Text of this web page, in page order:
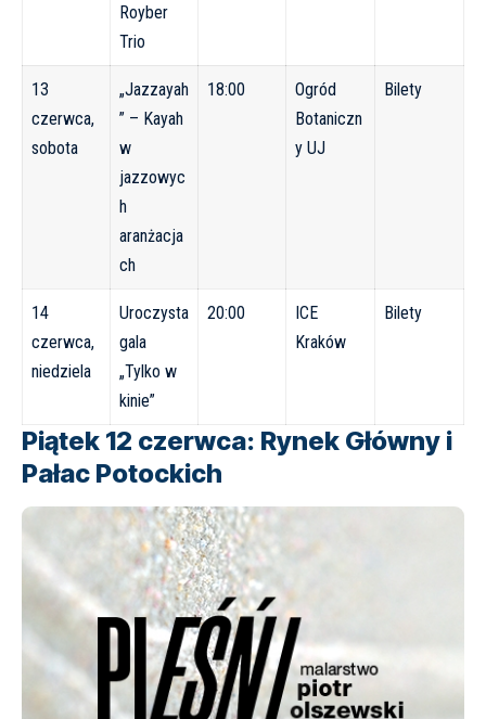
Royber
Trio
13
czerwca,
sobota
„Jazzayah
” – Kayah
w
jazzowyc
h
aranżacja
ch
18:00
Ogród
Botaniczn
y UJ
Bilety
14
czerwca,
niedziela
Uroczysta
gala
„Tylko w
kinie”
20:00
ICE
Kraków
Bilety
Piątek 12 czerwca: Rynek Główny i
Pałac Potockich